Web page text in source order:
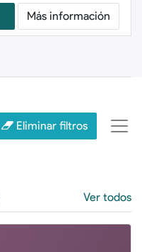
Más información
Eliminar filtros
Ver todos